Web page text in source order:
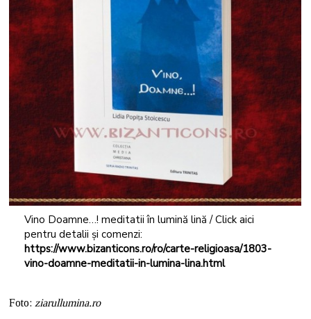
Vino Doamne…! meditatii în lumină lină / Click aici
pentru detalii și comenzi:
https://www.bizanticons.ro/ro/carte-religioasa/1803-
vino-doamne-meditatii-in-lumina-lina.html
Foto:ziarullumina.ro